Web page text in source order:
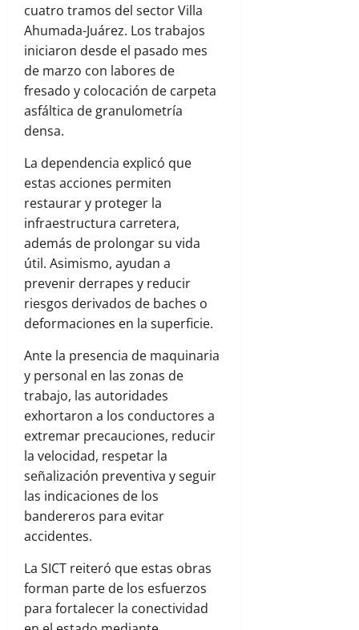
cuatro tramos del sector Villa
Ahumada-Juárez. Los trabajos
iniciaron desde el pasado mes
de marzo con labores de
fresado y colocación de carpeta
asfáltica de granulometría
densa.
La dependencia explicó que
estas acciones permiten
restaurar y proteger la
infraestructura carretera,
además de prolongar su vida
útil. Asimismo, ayudan a
prevenir derrapes y reducir
riesgos derivados de baches o
deformaciones en la superficie.
Ante la presencia de maquinaria
y personal en las zonas de
trabajo, las autoridades
exhortaron a los conductores a
extremar precauciones, reducir
la velocidad, respetar la
señalización preventiva y seguir
las indicaciones de los
bandereros para evitar
accidentes.
La SICT reiteró que estas obras
forman parte de los esfuerzos
para fortalecer la conectividad